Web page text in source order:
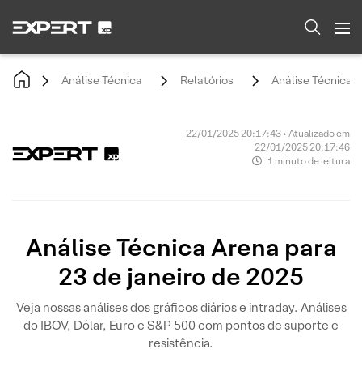
Análise Técnica Relatórios Análise Técnica
22/01/2025 20:17:43 • Atualizado em
22/01/2025 20:17:46
1 minuto de leitura
Análise Técnica Arena para
23 de janeiro de 2025
Veja nossas análises dos gráficos diários e intraday. Análises
do IBOV, Dólar, Euro e S&P 500 com pontos de suporte e
resistência.